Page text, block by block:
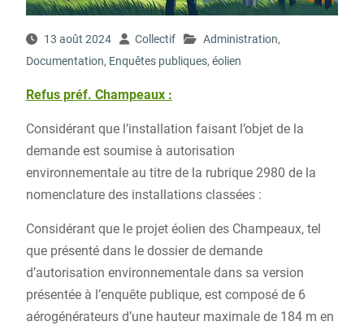
13 août 2024 Collectif Administration,
Documentation, Enquêtes publiques, éolien
Refus préf. Champeaux :
Considérant que l’installation faisant l’objet de la
demande est soumise à autorisation
environnementale au titre de la rubrique 2980 de la
nomenclature des installations classées :
Considérant que le projet éolien des Champeaux, tel
que présenté dans le dossier de demande
d’autorisation environnementale dans sa version
présentée à l’enquête publique, est composé de 6
aérogénérateurs d’une hauteur maximale de 184 m en